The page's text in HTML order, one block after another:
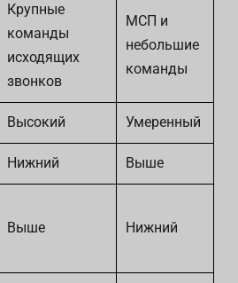
Крупные
команды
исходящих
звонков
МСП и
небольшие
команды
Высокий Умеренный
Нижний Выше
Выше Нижний